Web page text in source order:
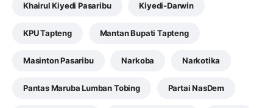
Khairul Kiyedi Pasaribu Kiyedi-Darwin
KPU Tapteng Mantan Bupati Tapteng
Masinton Pasaribu Narkoba Narkotika
Pantas Maruba Lumban Tobing Partai NasDem